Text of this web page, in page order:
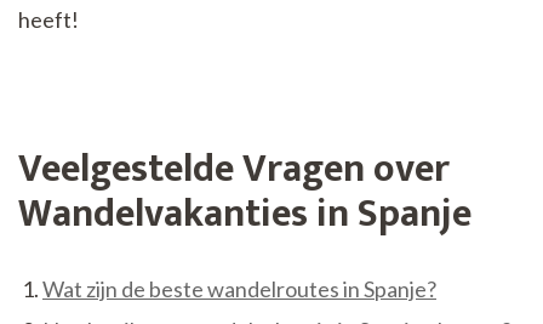
heeft!
Veelgestelde Vragen over
Wandelvakanties in Spanje
Wat zijn de beste wandelroutes in Spanje?